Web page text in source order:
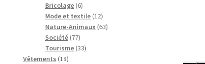
Bricolage 66
produits
Mode et textile 1212
produits
Nature-Animaux 6363
Société 7777
produits
Tourisme 3333
Vêtements 1818